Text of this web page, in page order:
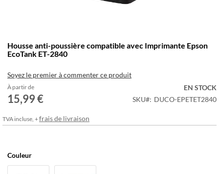
au
début
la
Galerie
d’images
Housse anti-poussière compatible avec Imprimante Epson
EcoTank ET-2840
Soyez le premier à commenter ce produit
À partir de
15,99 €
EN STOCK
SKU
DUCO-EPETET2840
TVA incluse, +frais de livraison
Couleur